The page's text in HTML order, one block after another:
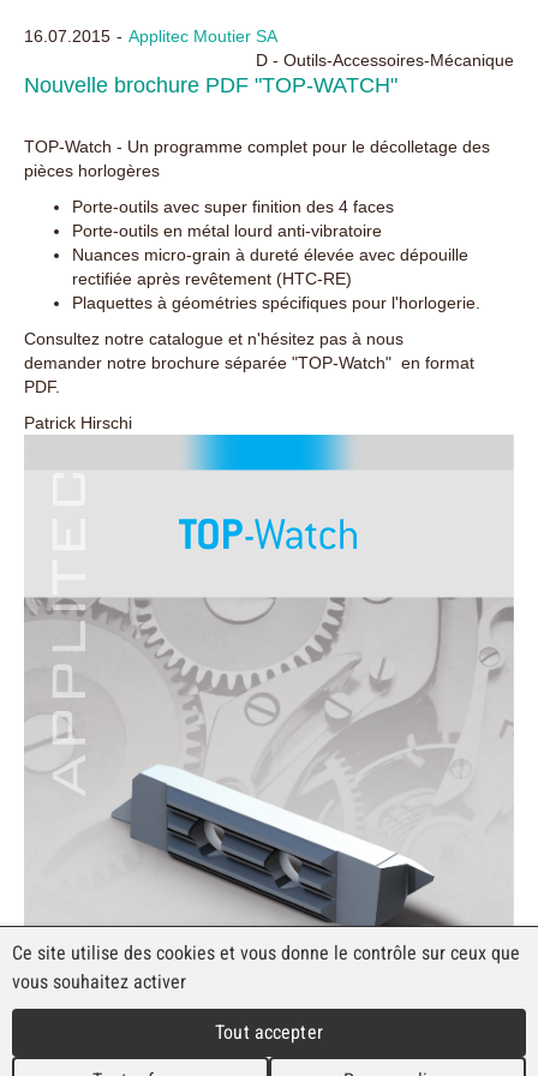
16.07.2015
Applitec Moutier SA
D - Outils-Accessoires-Mécanique
Nouvelle brochure PDF "TOP-WATCH"
TOP-Watch - Un programme complet pour le décolletage des
pièces horlogères
Porte-outils avec super finition des 4 faces
Porte-outils en métal lourd anti-vibratoire
Nuances micro-grain à dureté élevée avec dépouille
rectifiée après revêtement (HTC-RE)
Plaquettes à géométries spécifiques pour l'horlogerie.
Consultez notre catalogue et n'hésitez pas à nous
demander notre brochure séparée "TOP-Watch" en format
PDF.
Patrick Hirschi
Ce site utilise des cookies et vous donne le contrôle sur ceux que
vous souhaitez activer
Tout accepter